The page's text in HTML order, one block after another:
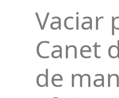
Vaciar
Canet
de